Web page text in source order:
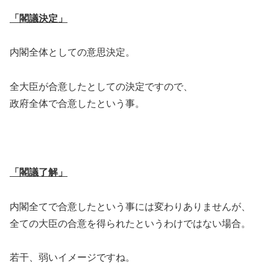
「閣議決定」
内閣全体としての意思決定。
全大臣が合意したとしての決定ですので、
政府全体で合意したという事。
「閣議了解」
内閣全てで合意したという事には変わりありませんが、
全ての大臣の合意を得られたというわけではない場合。
若干、弱いイメージですね。